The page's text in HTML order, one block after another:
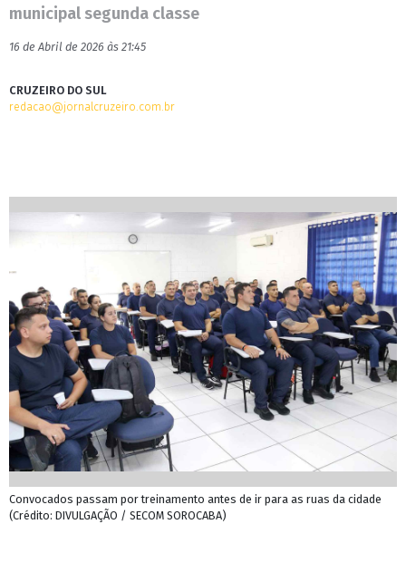
municipal segunda classe
16 de Abril de 2026 às 21:45
CRUZEIRO DO SUL
redacao@jornalcruzeiro.com.br
Convocados passam por treinamento antes de ir para as ruas da cidade
(Crédito: DIVULGAÇÃO / SECOM SOROCABA)